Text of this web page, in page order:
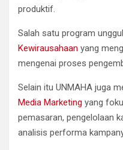
produktif.
Salah satu program
Kewirausahaan yang
mengenai proses
Selain itu UNMAHA juga
Media Marketing yang
pemasaran, pengelolaan
analisis performa